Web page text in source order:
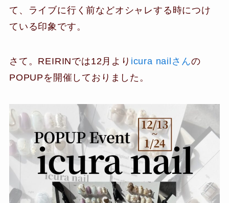
て、ライブに行く前などオシャレする時につけ
ている印象です。
さて。REIRINでは12月より icura nailさんの
POPUPを開催しておりました。